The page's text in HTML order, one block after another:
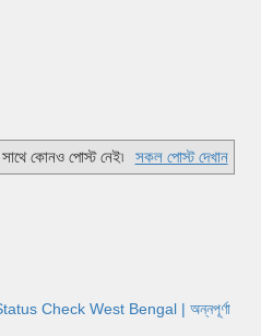
সাথে কোনও পোস্ট নেই৷ সকল পোস্ট দেখান
Check West Bengal | অন্নপূর্ণা